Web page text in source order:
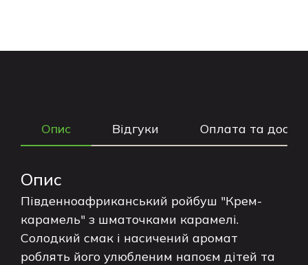
Опис Відгуки Оплата та
Опис
Південноафриканський ройбуш "Крем-
карамель" з шматочками карамелі.
Солодкий смак і насичений аромат
роблять його улюбленим напоєм дітей та